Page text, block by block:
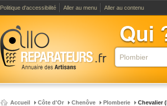
Politique d'accessibilité Aller au menu Aller au contenu
Accueil Côte d'Or Chenôve Plomberie Chevalier